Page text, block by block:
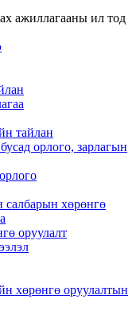
ажиллагааны ил тод
тайлан
орлого, зарлагын
хөрөнгө
оруулалт
хөрөнгө оруулалтын